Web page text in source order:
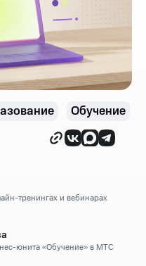
Обучение
тренингах и вебинарах
юнита «Обучение» в МТС